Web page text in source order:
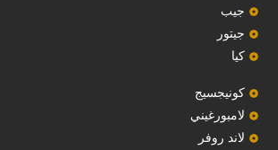
جيب
‏جيتور‏
كيا
‏كونيجسيج‏
لامبورغيني
لاند روفر